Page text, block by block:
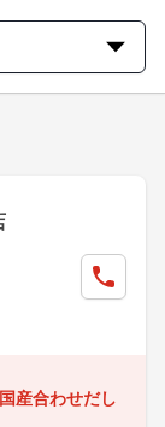
産合わせだし